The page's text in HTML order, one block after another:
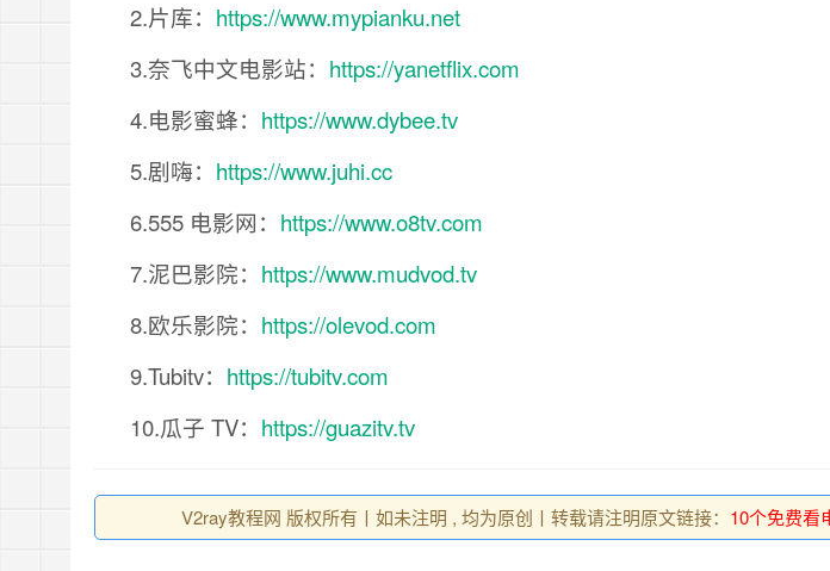
2.片库： https://www.mypianku.net
3.奈飞中文电影站： https://yanetflix.com
4.电影蜜蜂： https://www.dybee.tv
5.剧嗨： https://www.juhi.cc
6.555 电影网： https://www.o8tv.com
7.泥巴影院： https://www.mudvod.tv
8.欧乐影院： https://olevod.com
9.Tubitv： https://tubitv.com
10.瓜子 TV： https://guazitv.tv
V2ray教程网 版权所有丨如未注明 , 均为原创丨转载请注明原文链接： 10个免费看